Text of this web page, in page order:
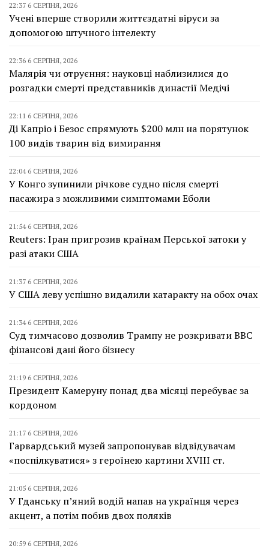
22:37 6 СЕРПНЯ, 2026
Учені вперше створили життєздатні віруси за
допомогою штучного інтелекту
22:36 6 СЕРПНЯ, 2026
Малярія чи отруєння: науковці наблизилися до
розгадки смерті представників династії Медічі
22:11 6 СЕРПНЯ, 2026
Ді Капріо і Безос спрямують $200 млн на порятунок
100 видів тварин від вимирання
22:04 6 СЕРПНЯ, 2026
У Конго зупинили річкове судно після смерті
пасажира з можливими симптомами Еболи
21:54 6 СЕРПНЯ, 2026
Reuters: Іран пригрозив країнам Перської затоки у
разі атаки США
21:37 6 СЕРПНЯ, 2026
У США леву успішно видалили катаракту на обох очах
21:34 6 СЕРПНЯ, 2026
Суд тимчасово дозволив Трампу не розкривати BBC
фінансові дані його бізнесу
21:19 6 СЕРПНЯ, 2026
Президент Камеруну понад два місяці перебуває за
кордоном
21:17 6 СЕРПНЯ, 2026
Гарвардський музей запропонував відвідувачам
«поспілкуватися» з героїнею картини XVIII ст.
21:05 6 СЕРПНЯ, 2026
У Гданську п’яний водій напав на українця через
акцент, а потім побив двох поляків
20:59 6 СЕРПНЯ, 2026